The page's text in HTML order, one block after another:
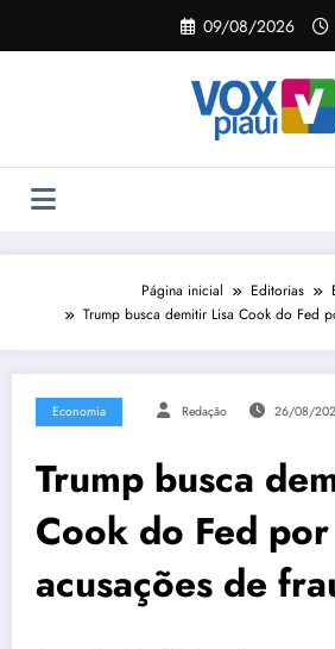
o
09/08/2026
Página inicial Editorias
Trump busca demitir Lisa Cook do Fed
Economia Redação 26/08/
Trump busca
Cook do Fed por
acusações de